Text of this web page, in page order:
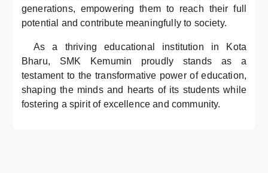
generations, empowering them to reach their full
potential and contribute meaningfully to society.
As a thriving educational institution in Kota
Bharu, SMK Kemumin proudly stands as a
testament to the transformative power of education,
shaping the minds and hearts of its students while
fostering a spirit of excellence and community.